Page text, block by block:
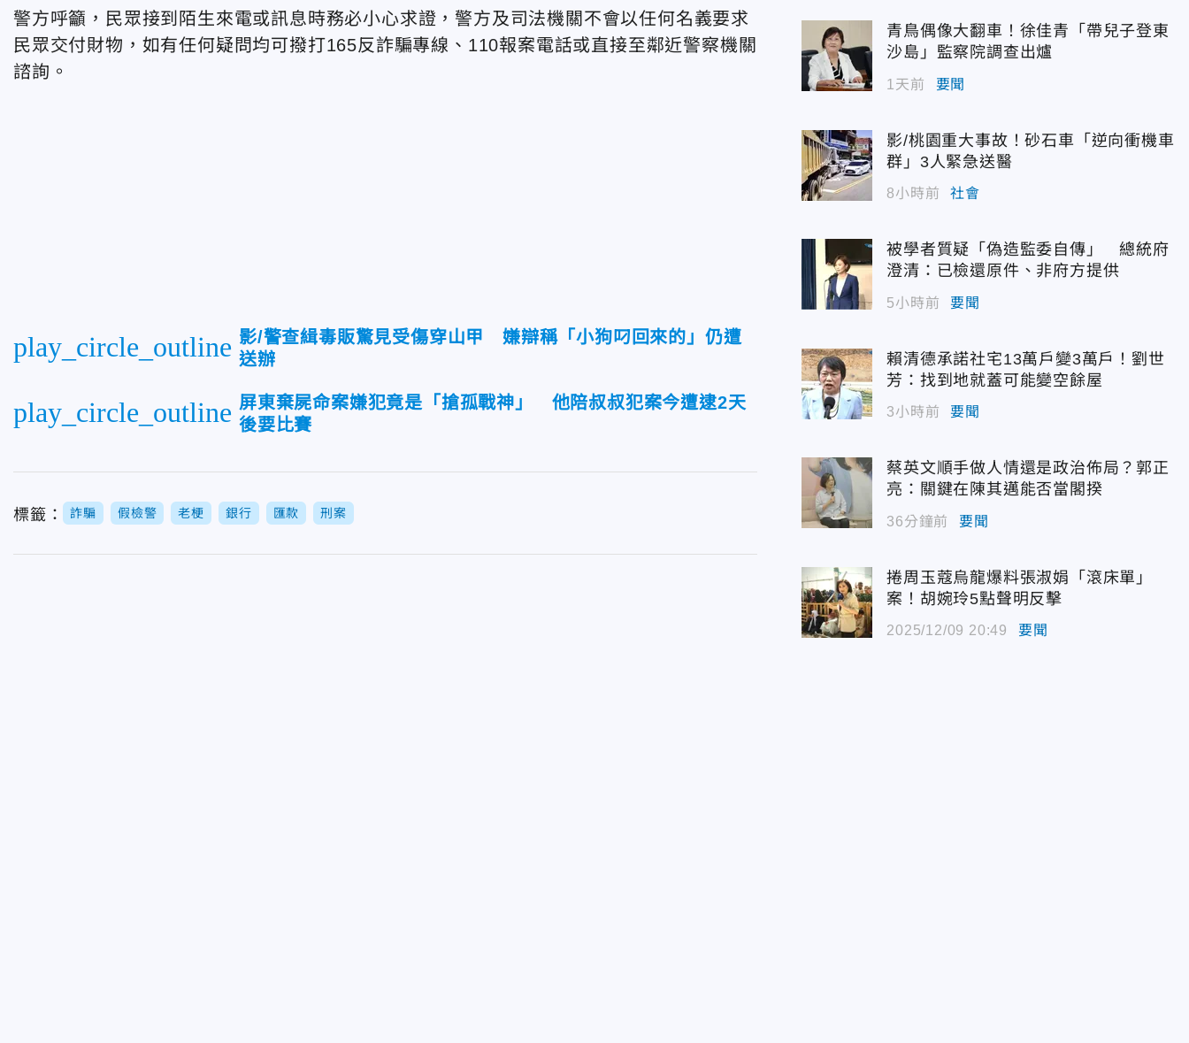
警方呼籲，民眾接到陌生來電或訊息時務必小心求證，警方及司法機關不會以任何名義要求
民眾交付財物，如有任何疑問均可撥打165反詐騙專線、110報案電話或直接至鄰近警察機關
諮詢。
play_circle_outline 影/警查緝毒販驚見受傷穿山甲 嫌辯稱「小狗叼回來的」仍遭
送辦
play_circle_outline 屏東棄屍命案嫌犯竟是「搶孤戰神」 他陪叔叔犯案今遭逮2天
後要比賽
標籤： 詐騙 假檢警 老梗 銀行 匯款 刑案
青鳥偶像大翻車！徐佳青「帶兒子登東
沙島」監察院調查出爐
1天前 要聞
影/桃園重大事故！砂石車「逆向衝機車
群」3人緊急送醫
8小時前 社會
被學者質疑「偽造監委自傳」 總統府
澄清：已檢還原件、非府方提供
5小時前 要聞
賴清德承諾社宅13萬戶變3萬戶！劉世
芳：找到地就蓋可能變空餘屋
3小時前 要聞
蔡英文順手做人情還是政治佈局？郭正
亮：關鍵在陳其邁能否當閣揆
36分鐘前 要聞
捲周玉蔻烏龍爆料張淑娟「滾床單」
案！胡婉玲5點聲明反擊
2025/12/09 20:49 要聞